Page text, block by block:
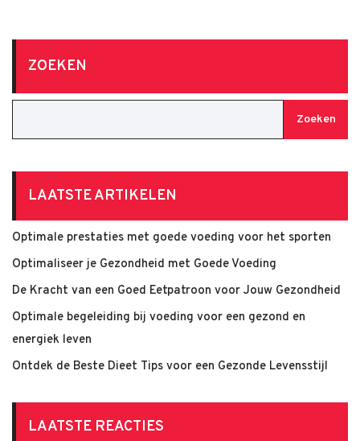
ZOEKEN
Zoeken
LAATSTE ARTIKELEN
Optimale prestaties met goede voeding voor het sporten
Optimaliseer je Gezondheid met Goede Voeding
De Kracht van een Goed Eetpatroon voor Jouw Gezondheid
Optimale begeleiding bij voeding voor een gezond en
energiek leven
Ontdek de Beste Dieet Tips voor een Gezonde Levensstijl
LAATSTE REACTIES